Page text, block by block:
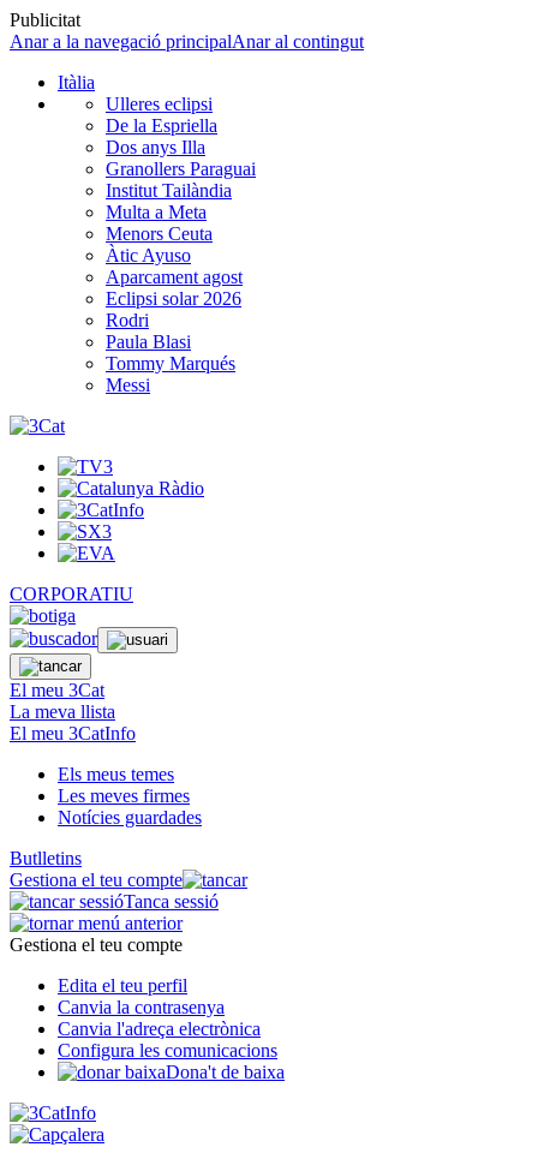
Publicitat
Anar a la navegació principalAnar al contingut
Itàlia
Ulleres eclipsi
De la Espriella
Dos anys Illa
Granollers Paraguai
Institut Tailàndia
Multa a Meta
Menors Ceuta
Àtic Ayuso
Aparcament agost
Eclipsi solar 2026
Rodri
Paula Blasi
Tommy Marqués
Messi
CORPORATIU
El meu 3Cat
La meva llista
El meu 3CatInfo
Els meus temes
Les meves firmes
Notícies guardades
Butlletins
Gestiona el teu compte
Tanca sessió
Gestiona el teu compte
Edita el teu perfil
Canvia la contrasenya
Canvia l'adreça electrònica
Configura les comunicacions
Dona't de baixa